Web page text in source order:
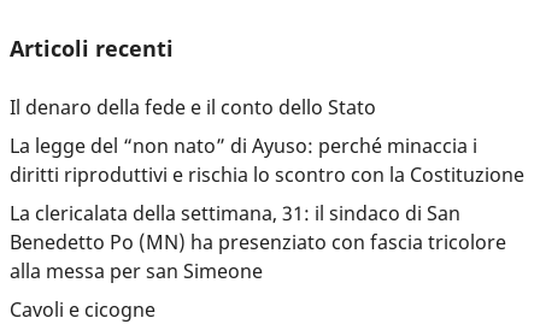
Articoli recenti
Il denaro della fede e il conto dello Stato
La legge del “non nato” di Ayuso: perché minaccia i
diritti riproduttivi e rischia lo scontro con la Costituzione
La clericalata della settimana, 31: il sindaco di San
Benedetto Po (MN) ha presenziato con fascia tricolore
alla messa per san Simeone
Cavoli e cicogne